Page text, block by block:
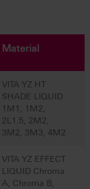
Material
VITA YZ HT
SHADE LIQUID
1M1, 1M2,
2L1.5, 2M2,
3M2, 3M3, 4M2
VITA YZ EFFECT
LIQUID Chroma
A, Chroma B,